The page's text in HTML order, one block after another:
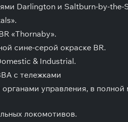
Darlington и Saltburn-by-the-
«Thornaby».
сине-серой окраске BR.
& Industrial.
с тележками
управления, в
локомотивов.